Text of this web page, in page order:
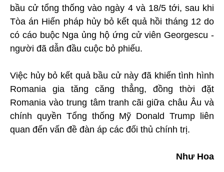
bầu cử tổng thống vào ngày 4 và 18/5 tới, sau khi
Tòa án Hiến pháp hủy bỏ kết quả hồi tháng 12 do
có cáo buộc Nga ủng hộ ứng cử viên Georgescu -
người đã dẫn đầu cuộc bỏ phiếu.
Việc hủy bỏ kết quả bầu cử này đã khiến tình hình
Romania gia tăng căng thẳng, đồng thời đặt
Romania vào trung tâm tranh cãi giữa châu Âu và
chính quyền Tổng thống Mỹ Donald Trump liên
quan đến vấn đề đàn áp các đối thủ chính trị.
Như Hoa